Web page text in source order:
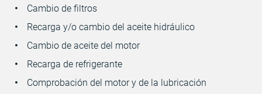
Cambio de filtros
Recarga y/o cambio del aceite hidráulico
Cambio de aceite del motor
Recarga de refrigerante
Comprobación del motor y de la lubricación